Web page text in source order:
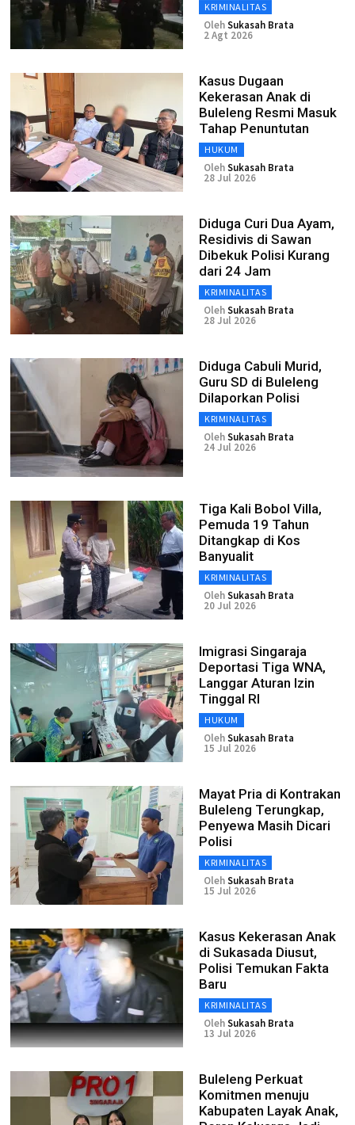
KRIMINALITAS
OlehSukasah Brata
2 Agt 2026
Kasus Dugaan
Kekerasan Anak di
Buleleng Resmi Masuk
Tahap Penuntutan
HUKUM
OlehSukasah Brata
28 Jul 2026
Diduga Curi Dua Ayam,
Residivis di Sawan
Dibekuk Polisi Kurang
dari 24 Jam
KRIMINALITAS
OlehSukasah Brata
28 Jul 2026
Diduga Cabuli Murid,
Guru SD di Buleleng
Dilaporkan Polisi
KRIMINALITAS
OlehSukasah Brata
24 Jul 2026
Tiga Kali Bobol Villa,
Pemuda 19 Tahun
Ditangkap di Kos
Banyualit
KRIMINALITAS
OlehSukasah Brata
20 Jul 2026
Imigrasi Singaraja
Deportasi Tiga WNA,
Langgar Aturan Izin
Tinggal RI
HUKUM
OlehSukasah Brata
15 Jul 2026
Mayat Pria di Kontrakan
Buleleng Terungkap,
Penyewa Masih Dicari
Polisi
KRIMINALITAS
OlehSukasah Brata
15 Jul 2026
Kasus Kekerasan Anak
di Sukasada Diusut,
Polisi Temukan Fakta
Baru
KRIMINALITAS
OlehSukasah Brata
13 Jul 2026
Buleleng Perkuat
Komitmen menuju
Kabupaten Layak Anak,